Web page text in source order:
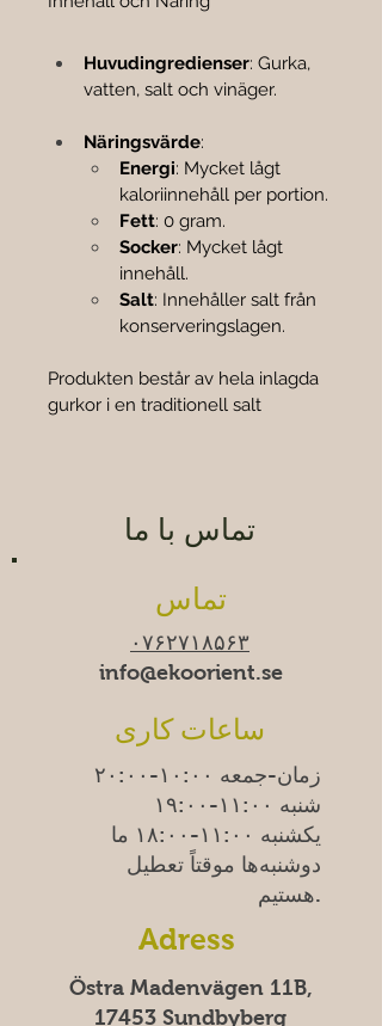
Huvudingredienser: Gurka,
vatten, salt och vinäger.
Näringsvärde:
Energi: Mycket lågt
kaloriinnehåll per portion.
Fett: 0 gram.
Socker: Mycket lågt
innehåll.
Salt: Innehåller salt från
konserveringslagen.
Produkten består av hela inlagda
gurkor i en traditionell salt
تماس با ما
تماس
۰۷۶۲۷۱۸۵۶۳
info@ekoorient.se​​
ساعات کاری
زمان-جمعه ۱۰:۰۰-۲۰:۰۰
شنبه ۱۱:۰۰-۱۹:۰۰
یکشنبه ۱۱:۰۰-۱۸:۰۰
ما
دوشنبه‌ها موقتاً تعطیل
هستیم.
Adress
Östra Madenvägen 11B,
17453 Sundbyberg